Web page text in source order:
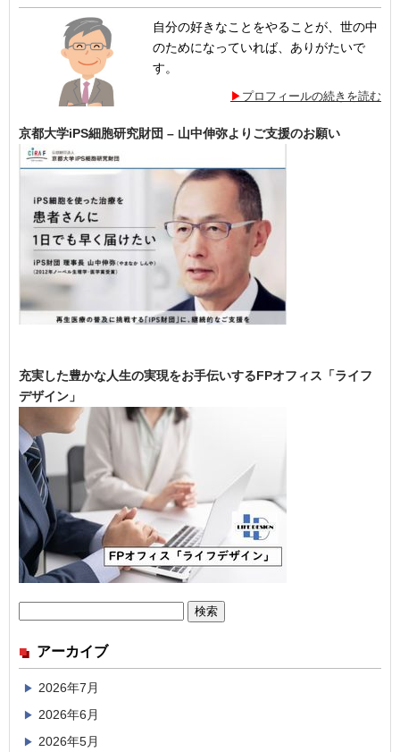
自分の好きなことをやることが、世の中
のためになっていれば、ありがたいで
す。
プロフィールの続きを読む
京都大学iPS細胞研究財団 – 山中伸弥よりご支援のお願い
充実した豊かな人生の実現をお手伝いするFPオフィス「ライフ
デザイン」
アーカイブ
2026年7月
2026年6月
2026年5月